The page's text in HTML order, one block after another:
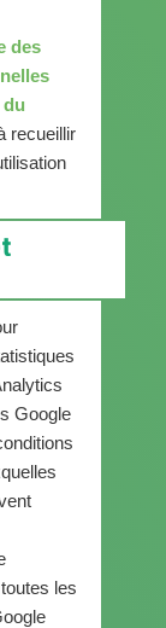
des
recueillir
Google
les